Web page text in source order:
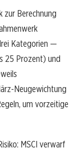
zur Berechnung
Kategorien —
25 Prozent) und
Neugewichtung
um vorzeitige
MSCI verwarf